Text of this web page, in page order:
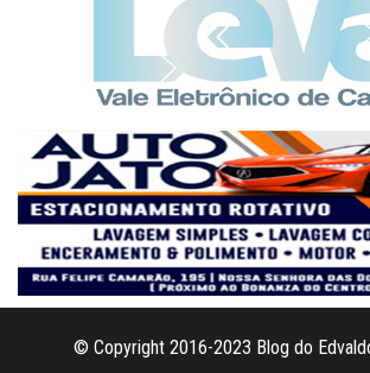
© Copyright 2016-2023 Blog do